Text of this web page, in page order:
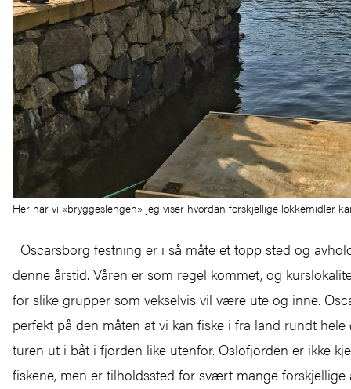
Her har vi «bryggeslengen» jeg viser hvordan forskjellige lokkemidler
Oscarsborg festning er i så måte et topp sted og
denne årstid. Våren er som regel kommet, og
for slike grupper som vekselvis vil være ute og inne.
perfekt på den måten at vi kan fiske i fra land rundt hele
turen ut i båt i fjorden like utenfor. Oslofjorden er ikke
fiskene, men er tilholdssted for svært mange forskjellige